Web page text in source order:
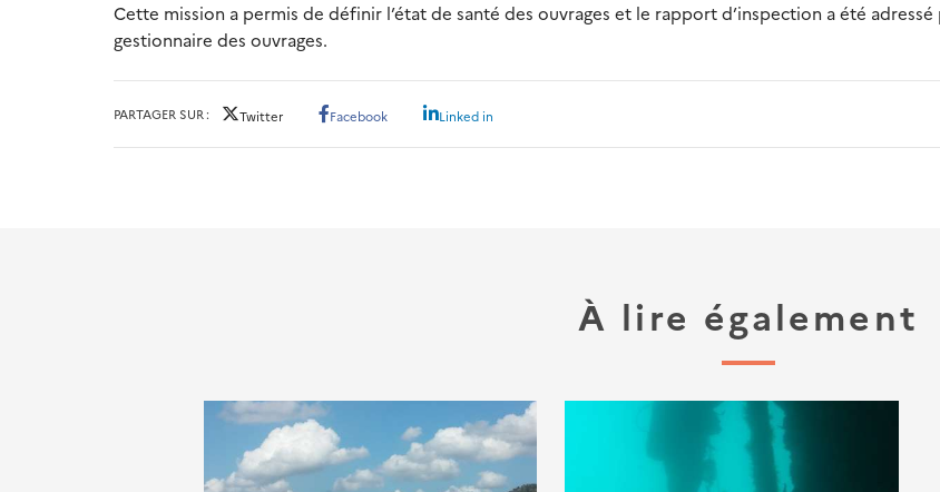
Cette mission a permis de définir l’état de santé des ouvrages et le rapport d’inspection a été adressé
gestionnaire des ouvrages.
PARTAGER SUR Twitter Facebook Linked in
À lire également